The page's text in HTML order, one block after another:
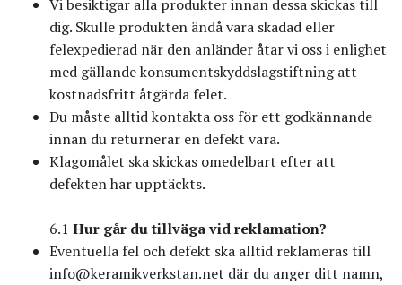
Vi besiktigar alla produkter innan dessa skickas till
dig. Skulle produkten ändå vara skadad eller
felexpedierad när den anländer åtar vi oss i enlighet
med gällande konsumentskyddslagstiftning att
kostnadsfritt åtgärda felet.
Du måste alltid kontakta oss för ett godkännande
innan du returnerar en defekt vara.
Klagomålet ska skickas omedelbart efter att
defekten har upptäckts.
6.1 Hur går du tillväga vid reklamation?
Eventuella fel och defekt ska alltid reklameras till
info@keramikverkstan.net där du anger ditt namn,